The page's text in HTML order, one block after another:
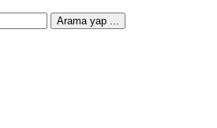
Arama yap ...